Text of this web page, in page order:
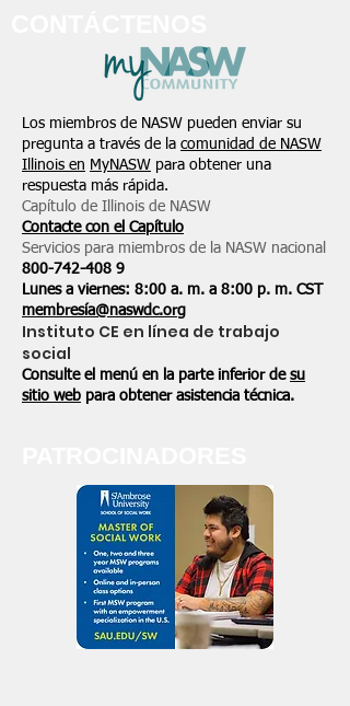
Los miembros de NASW pueden enviar su
pregunta a través de la comunidad de NASW
Illinois en MyNASW para obtener una
respuesta más rápida.
Capítulo de Illinois de NASW
Contacte con el Capítulo
Servicios para miembros de la NASW nacional
800-742-408 9
Lunes a viernes: 8:00 a. m. a 8:00 p. m. CST
membresía@naswdc.org
Instituto CE en línea de trabajo
social
Consulte el menú en la parte inferior de su
sitio web para obtener asistencia técnica.